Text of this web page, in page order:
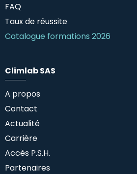
FAQ
Taux de réussite
Catalogue formations 2026
Climlab SAS
A propos
Contact
Actualité
Carrière
Accès P.S.H.
Partenaires